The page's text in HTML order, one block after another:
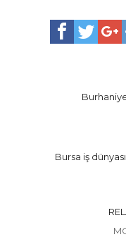
Bursa iş